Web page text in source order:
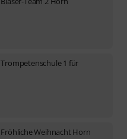
Trompetenschule 1 für
Fröhliche Weihnacht Horn